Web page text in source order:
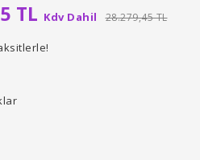
TL Kdv Dahil 28.279,45 TL